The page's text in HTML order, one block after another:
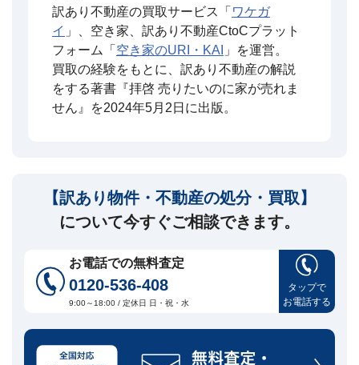
訳あり不動産の買取サービス「 ワケガ
イ 」、空き家、訳あり不動産CtoCプラット
フォーム「 空き家のURI・KAI 」を運営。
買取の経験をもとに、訳あり不動産の解説
をする著書『拝啓 売りたいのに家が売れま
せん』を2024年5月2日に出版。
【訳あり物件・不動産の処分・買取】
について今すぐご相談できます。
お電話での無料査定
0120-536-408
9:00～18:00 / 定休日 日・祝・水
タップで
お電話する